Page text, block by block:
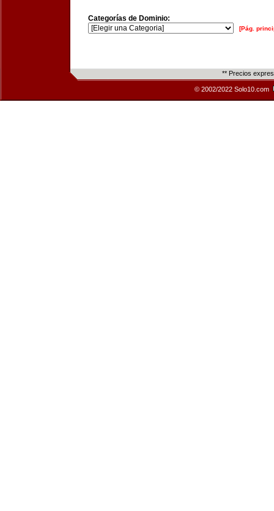
Categorías de Dominio:
[Pág.
** Precios
© 2002/2022 Solo10.com